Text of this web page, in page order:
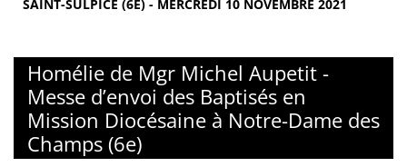
SAINT-SULPICE (6E) - MERCREDI 10 NOVEMBRE 2021
Homélie de Mgr Michel Aupetit -
Messe d’envoi des Baptisés en
Mission Diocésaine à Notre-Dame des
Champs (6e)